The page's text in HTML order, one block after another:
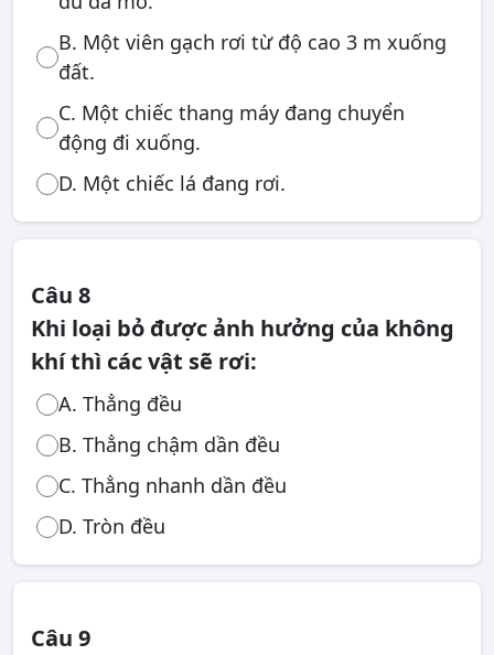
B. Một viên gạch rơi từ độ cao 3 m xuống
đất.
C. Một chiếc thang máy đang chuyển
động đi xuống.
D. Một chiếc lá đang rơi.
Câu 8
Khi loại bỏ được ảnh hưởng của không
khí thì các vật sẽ rơi:
A. Thẳng đều
B. Thẳng chậm dần đều
C. Thẳng nhanh dần đều
D. Tròn đều
Câu 9